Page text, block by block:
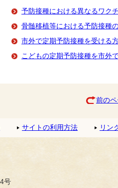
予防接種における異なるワク
骨髄移植等における予防接種
市外で定期予防接種を受ける
こどもの定期予防接種を市外
前の
サイトの利用方法 リン
号